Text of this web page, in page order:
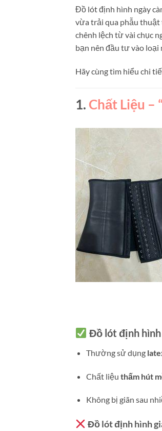
Đồ lót định hình ngày
vừa trải qua phẫu thuật
chênh lệch từ vài chục
bạn nên đầu tư vào loại
Hãy cùng tìm hiểu chi
1. Chất Liệu –
Đồ lót định hình
Thường sử dụng
Chất liệu thấm hút
Không bị giãn sau
Đồ lót định hình